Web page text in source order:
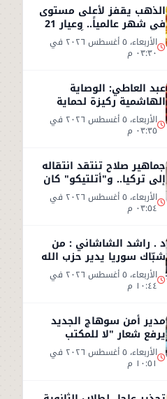
الذهب يقفز لأعلى مستوى
في شهر عالمياً.. وعيار 21
يسجل 5930 جنيهاً الأربعاء، ٥ أغسطس ٢٠٢٦ في
٠٣:٣٠ م
عبد العاطي: الوصاية
الهاشمية ركيزة لحماية
مقدسات القدس ومصر
ترفض مخططات التهويد
الأربعاء، ٥ أغسطس ٢٠٢٦ في
٠٣:٣٥ م
جماهير صلاح تنتقد انتقاله
إلى تركيا.. و"أتلتيكو" كان
الخيار الأفضل الأربعاء، ٥ أغسطس ٢٠٢٦ في
٠٣:٥٤ م
د . راشد الشاشاني : من
شبّاك سوريا يدير حزب الله
وجهه نحو السعوديّة الأربعاء، ٥ أغسطس ٢٠٢٦ في
١٠:٤٤ م
مدير أمن سوهاج الجديد
يرفع شعار "لا للمكتب
المكيف" الأربعاء، ٥ أغسطس ٢٠٢٦ في
١٠:٥١ م